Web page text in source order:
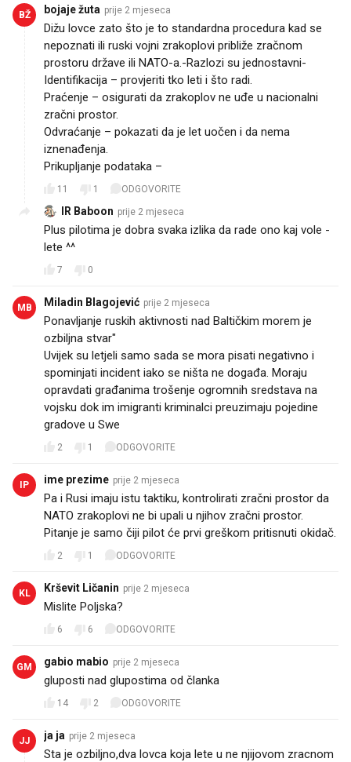
BŽ bojaje žuta prije 2 mjeseca
Dižu lovce zato što je to standardna procedura kad se
nepoznati ili ruski vojni zrakoplovi približe zračnom
prostoru države ili NATO-a.-Razlozi su jednostavni-
Identifikacija – provjeriti tko leti i što radi.
Praćenje – osigurati da zrakoplov ne uđe u nacionalni
zračni prostor.
Odvraćanje – pokazati da je let uočen i da nema
iznenađenja.
Prikupljanje podataka –
11 1 ODGOVORITE
IR Baboon prije 2 mjeseca
Plus pilotima je dobra svaka izlika da rade ono kaj vole -
lete ^^
7 0
MB Miladin Blagojević prije 2 mjeseca
Ponavljanje ruskih aktivnosti nad Baltičkim morem je
ozbiljna stvar"
Uvijek su letjeli samo sada se mora pisati negativno i
spominjati incident iako se ništa ne događa. Moraju
opravdati građanima trošenje ogromnih sredstava na
vojsku dok im imigranti kriminalci preuzimaju pojedine
gradove u Swe
2 1 ODGOVORITE
IP ime prezime prije 2 mjeseca
Pa i Rusi imaju istu taktiku, kontrolirati zračni prostor da
NATO zrakoplovi ne bi upali u njihov zračni prostor.
Pitanje je samo čiji pilot će prvi greškom pritisnuti okidač.
2 1 ODGOVORITE
KL Krševit Ličanin prije 2 mjeseca
Mislite Poljska?
6 6 ODGOVORITE
GM gabio mabio prije 2 mjeseca
gluposti nad glupostima od članka
14 2 ODGOVORITE
JJ ja ja prije 2 mjeseca
Sta je ozbiljno,dva lovca koja lete u ne njijovom zracnom